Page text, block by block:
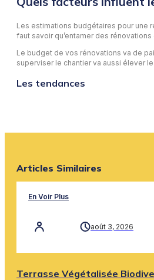
Les estimations budgétaires pour une
faut savoir qu’entamer des
Le budget de vos rénovations va de
superviser le chantier va aussi élever
Les tendances
Articles Similaires
En Voir Plus
août 3, 2026
Terrasse Végétalisée